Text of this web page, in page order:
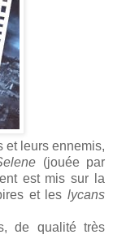
et leurs ennemis,
(jouée par
est mis sur la
et les lycans
de qualité très